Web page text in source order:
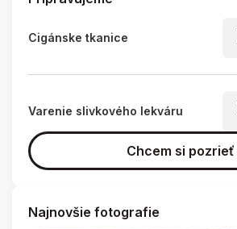
Cigánske tkanice
Varenie slivkového lekváru
Chcem si pozrieť
Najnovšie fotografie